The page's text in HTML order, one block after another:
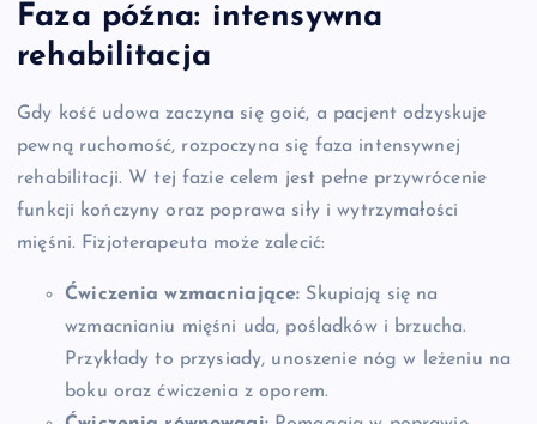
Faza późna: intensywna
rehabilitacja
Gdy kość udowa zaczyna się goić, a pacjent odzyskuje
pewną ruchomość, rozpoczyna się faza intensywnej
rehabilitacji. W tej fazie celem jest pełne przywrócenie
funkcji kończyny oraz poprawa siły i wytrzymałości
mięśni. Fizjoterapeuta może zalecić:
Ćwiczenia wzmacniające: Skupiają się na
wzmacnianiu mięśni uda, pośladków i brzucha.
Przykłady to przysiady, unoszenie nóg w leżeniu na
boku oraz ćwiczenia z oporem.